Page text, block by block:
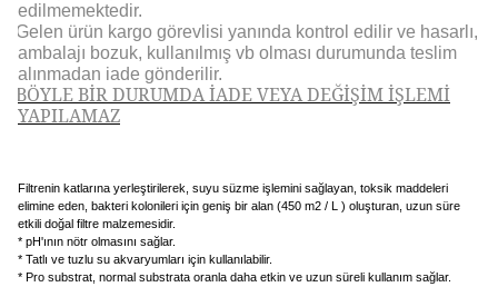
edilmemektedir.
Gelen ürün kargo görevlisi yanında kontrol edilir ve hasarlı,
ambalajı bozuk, kullanılmış vb olması durumunda teslim
alınmadan iade gönderilir.
BÖYLE BİR DURUMDA İADE VEYA DEĞİŞİM İŞLEMİ
YAPILAMAZ
Filtrenin katlarına yerleştirilerek, suyu süzme işlemini sağlayan, toksik maddeleri
elimine eden, bakteri kolonileri için geniş bir alan (450 m2 / L ) oluşturan, uzun süre
etkili doğal filtre malzemesidir.
* pH'ının nötr olmasını sağlar.
* Tatlı ve tuzlu su akvaryumları için kullanılabilir.
* Pro substrat, normal substrata oranla daha etkin ve uzun süreli kullanım sağlar.